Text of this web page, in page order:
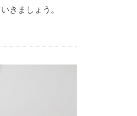
きましょう。